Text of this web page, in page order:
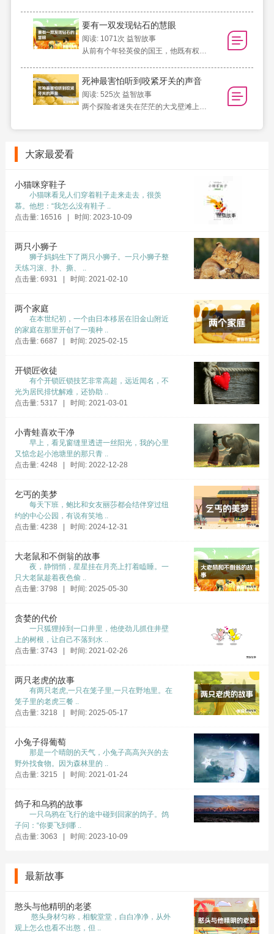
要有一双发现钻石的慧眼
阅读: 1071次 益智故事
从前有个年轻英俊的国王，他既有权势，
死神最害怕听到咬紧牙关的声音
阅读: 525次 益智故事
两个探险者迷失在茫茫的大戈壁滩上，他
大家最爱看
小猫咪穿鞋子
小猫咪看见人们穿着鞋子走来走去，很羡
慕。他想：“我怎么没有鞋子 ..
点击量: 16516 | 时间: 2023-10-09
两只小狮子
狮子妈妈生下了两只小狮子。一只小狮子整
天练习滚、扑、撕、 ..
点击量: 6931 | 时间: 2021-02-10
两个家庭
在本世纪初，一个由日本移居在旧金山附近
的家庭在那里开创了一项种 ..
点击量: 6687 | 时间: 2025-02-15
开锁匠收徒
有个开锁匠锁技艺非常高超，远近闻名，不
光为居民排忧解难，还协助 ..
点击量: 5317 | 时间: 2021-03-01
小青蛙喜欢干净
早上，看见窗缝里透进一丝阳光，我的心里
又惦念起小池塘里的那只青 ..
点击量: 4248 | 时间: 2022-12-28
乞丐的美梦
每天下班，鲍比和女友丽莎都会结伴穿过纽
约的中心公园，有说有笑地 ..
点击量: 4238 | 时间: 2024-12-31
大老鼠和不倒翁的故事
夜，静悄悄，星星挂在月亮上打着瞌睡。一
只大老鼠趁着夜色偷 ..
点击量: 3798 | 时间: 2025-05-30
贪婪的代价
一只狐狸掉到一口井里，他使劲儿抓住井壁
上的树根，让自己不落到水 ..
点击量: 3743 | 时间: 2021-02-26
两只老虎的故事
有两只老虎,一只在笼子里,一只在野地里。在
笼子里的老虎三餐 ..
点击量: 3218 | 时间: 2025-05-17
小兔子得葡萄
那是一个晴朗的天气，小兔子高高兴兴的去
野外找食物。因为森林里的 ..
点击量: 3215 | 时间: 2021-01-24
鸽子和乌鸦的故事
一只乌鸦在飞行的途中碰到回家的鸽子。鸽
子问：“你要飞到哪 ..
点击量: 3063 | 时间: 2023-10-09
最新故事
憨头与他精明的老婆
憨头身材匀称，相貌堂堂，白白净净，从外
观上怎么也看不出憨，但 ..